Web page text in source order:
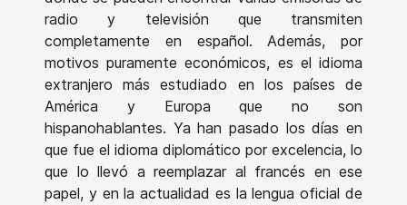
radio y televisión que transmiten
completamente en español. Además, por
motivos puramente económicos, es el idioma
extranjero más estudiado en los países de
América y Europa que no son
hispanohablantes. Ya han pasado los días en
que fue el idioma diplomático por excelencia, lo
que lo llevó a reemplazar al francés en ese
papel, y en la actualidad es la lengua oficial de